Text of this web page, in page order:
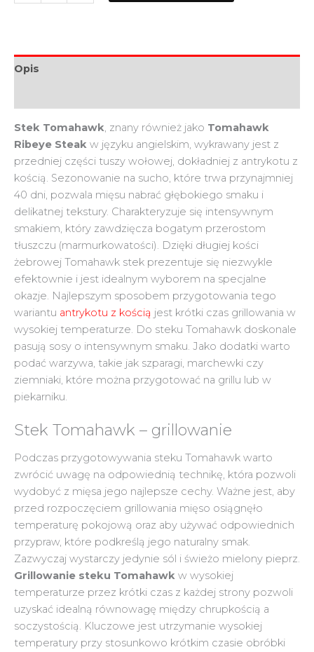
Opis
Stek Tomahawk, znany również jako Tomahawk
Ribeye Steak w języku angielskim, wykrawany jest z
przedniej części tuszy wołowej, dokładniej z antrykotu z
kością. Sezonowanie na sucho, które trwa przynajmniej
40 dni, pozwala mięsu nabrać głębokiego smaku i
delikatnej tekstury. Charakteryzuje się intensywnym
smakiem, który zawdzięcza bogatym przerostom
tłuszczu (marmurkowatości). Dzięki długiej kości
żebrowej Tomahawk stek prezentuje się niezwykle
efektownie i jest idealnym wyborem na specjalne
okazje. Najlepszym sposobem przygotowania tego
wariantu antrykotu z kością jest krótki czas grillowania w
wysokiej temperaturze. Do steku Tomahawk doskonale
pasują sosy o intensywnym smaku. Jako dodatki warto
podać warzywa, takie jak szparagi, marchewki czy
ziemniaki, które można przygotować na grillu lub w
piekarniku.
Stek Tomahawk – grillowanie
Podczas przygotowywania steku Tomahawk warto
zwrócić uwagę na odpowiednią technikę, która pozwoli
wydobyć z mięsa jego najlepsze cechy. Ważne jest, aby
przed rozpoczęciem grillowania mięso osiągnęło
temperaturę pokojową oraz aby używać odpowiednich
przypraw, które podkreślą jego naturalny smak.
Zazwyczaj wystarczy jedynie sól i świeżo mielony pieprz.
Grillowanie steku Tomahawk w wysokiej
temperaturze przez krótki czas z każdej strony pozwoli
uzyskać idealną równowagę między chrupkością a
soczystością. Kluczowe jest utrzymanie wysokiej
temperatury przy stosunkowo krótkim czasie obróbki